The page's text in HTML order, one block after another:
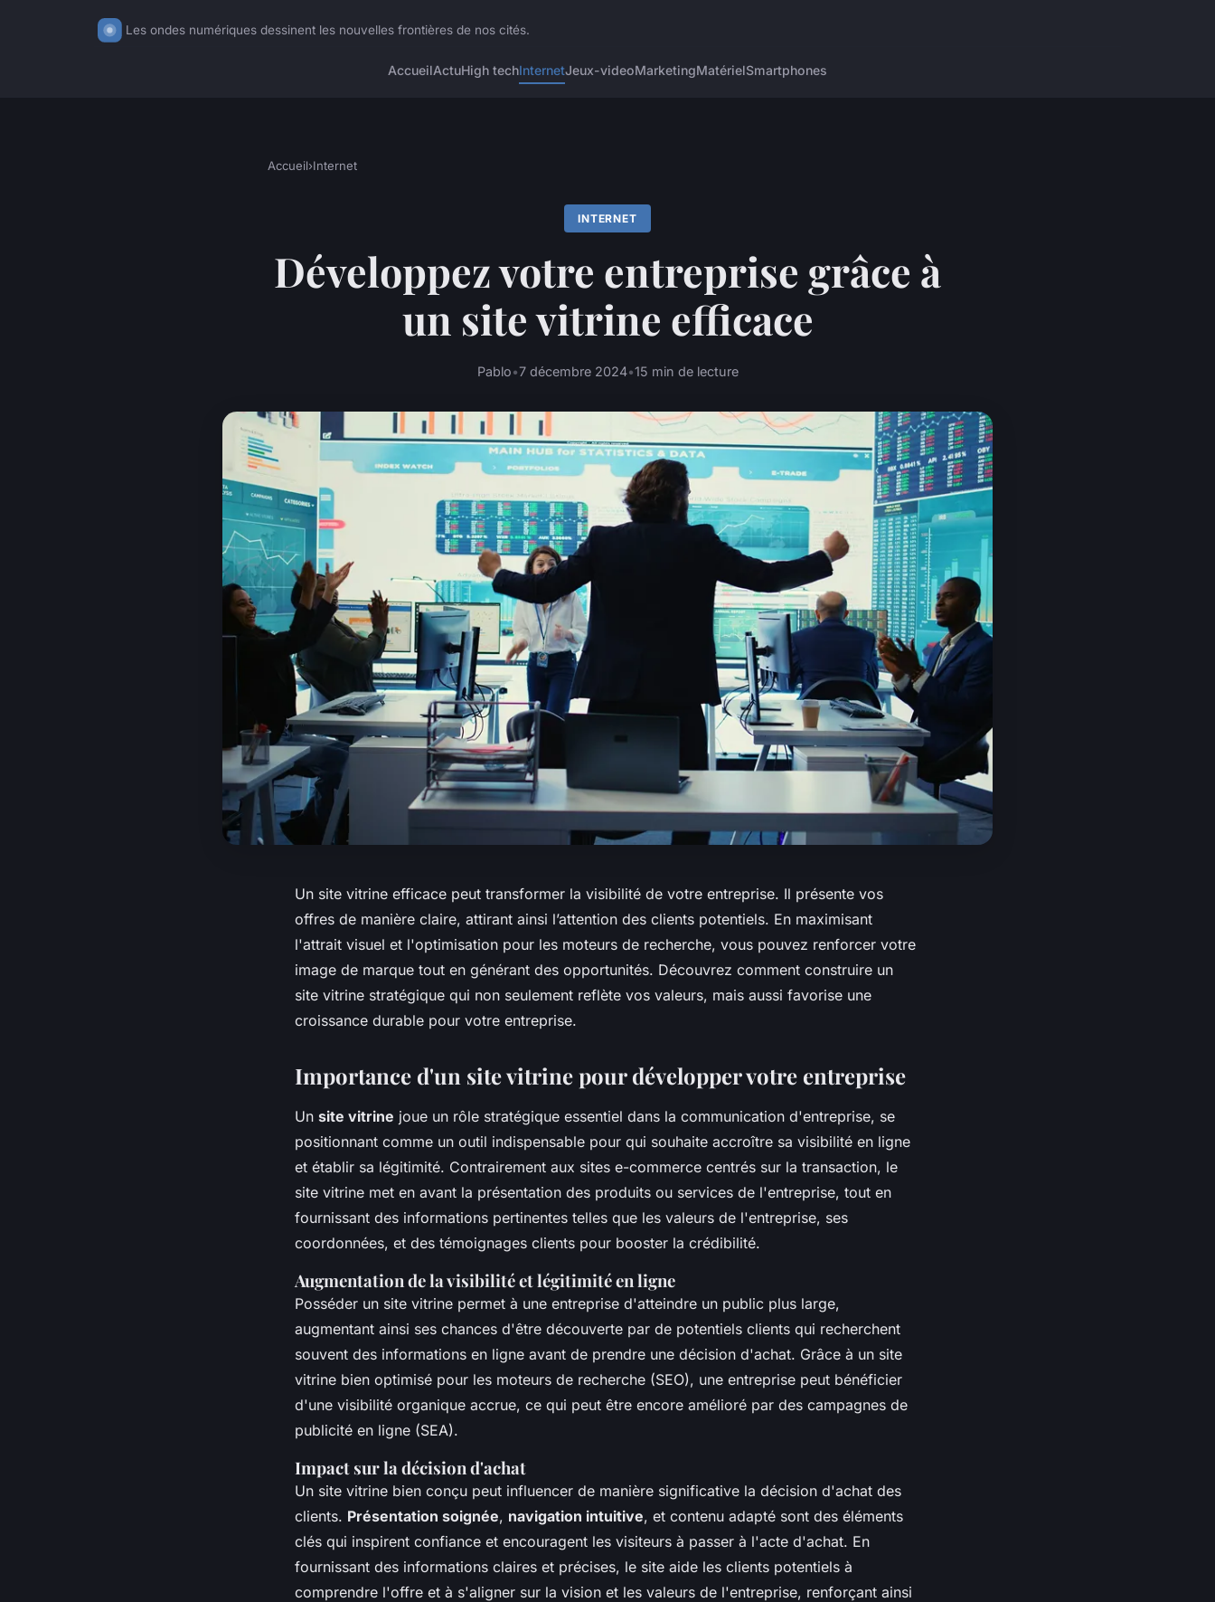
Les ondes numériques dessinent les nouvelles frontières de nos cités.
AccueilActuHigh techInternetJeux-videoMarketingMatérielSmartphones
Accueil›Internet
INTERNET
Développez votre entreprise grâce à
un site vitrine efficace
Pablo•7 décembre 2024•15 min de lecture
Un site vitrine efficace peut transformer la visibilité de votre entreprise. Il présente vos
offres de manière claire, attirant ainsi l’attention des clients potentiels. En maximisant
l'attrait visuel et l'optimisation pour les moteurs de recherche, vous pouvez renforcer votre
image de marque tout en générant des opportunités. Découvrez comment construire un
site vitrine stratégique qui non seulement reflète vos valeurs, mais aussi favorise une
croissance durable pour votre entreprise.
Importance d'un site vitrine pour développer votre entreprise
Un site vitrine joue un rôle stratégique essentiel dans la communication d'entreprise, se
positionnant comme un outil indispensable pour qui souhaite accroître sa visibilité en ligne
et établir sa légitimité. Contrairement aux sites e-commerce centrés sur la transaction, le
site vitrine met en avant la présentation des produits ou services de l'entreprise, tout en
fournissant des informations pertinentes telles que les valeurs de l'entreprise, ses
coordonnées, et des témoignages clients pour booster la crédibilité.
Augmentation de la visibilité et légitimité en ligne
Posséder un site vitrine permet à une entreprise d'atteindre un public plus large,
augmentant ainsi ses chances d'être découverte par de potentiels clients qui recherchent
souvent des informations en ligne avant de prendre une décision d'achat. Grâce à un site
vitrine bien optimisé pour les moteurs de recherche (SEO), une entreprise peut bénéficier
d'une visibilité organique accrue, ce qui peut être encore amélioré par des campagnes de
publicité en ligne (SEA).
Impact sur la décision d'achat
Un site vitrine bien conçu peut influencer de manière significative la décision d'achat des
clients. Présentation soignée, navigation intuitive, et contenu adapté sont des éléments
clés qui inspirent confiance et encouragent les visiteurs à passer à l'acte d'achat. En
fournissant des informations claires et précises, le site aide les clients potentiels à
comprendre l'offre et à s'aligner sur la vision et les valeurs de l'entreprise, renforçant ainsi